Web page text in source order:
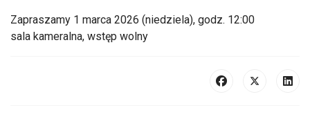
Zapraszamy 1 marca 2026 (niedziela), godz. 12:00
sala kameralna, wstęp wolny